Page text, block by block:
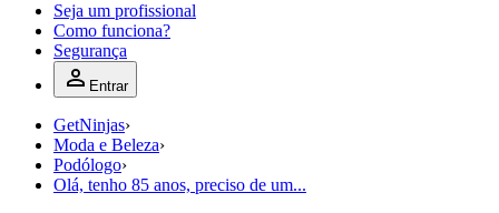
Seja um profissional
Como funciona?
Segurança
Entrar
GetNinjas›
Moda e Beleza›
Podólogo›
Olá, tenho 85 anos, preciso de um...